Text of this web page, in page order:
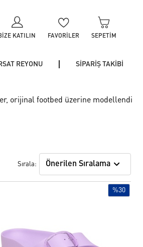
KATILIN FAVORILER SEPETIM
REYONU SİPARİŞ TAKİBİ
orijinal footbed üzerine modellendi
Sırala: Önerilen Sıralama
%30